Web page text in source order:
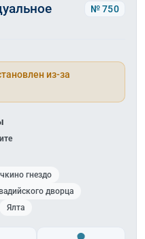
№ 750
из-за
гнездо
дворца
Ялта